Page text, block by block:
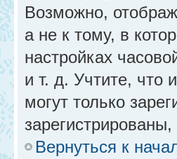
Возможно,
а не к тому, в
настройках
и т. д. Учтите, что
могут только
Вернуться к